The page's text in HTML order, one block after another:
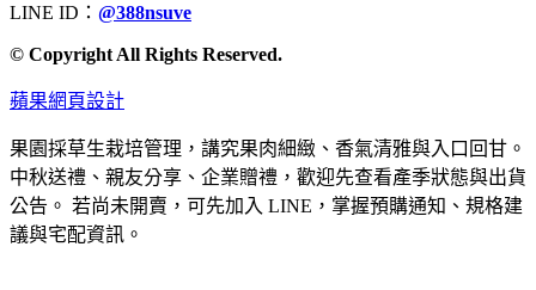
LINE ID： @388nsuve
© Copyright All Rights Reserved.
蘋果網頁設計
果園採草生栽培管理，講究果肉細緻、香氣清雅與入口回甘。
中秋送禮、親友分享、企業贈禮，歡迎先查看產季狀態與出貨
公告。 若尚未開賣，可先加入 LINE，掌握預購通知、規格建
議與宅配資訊。